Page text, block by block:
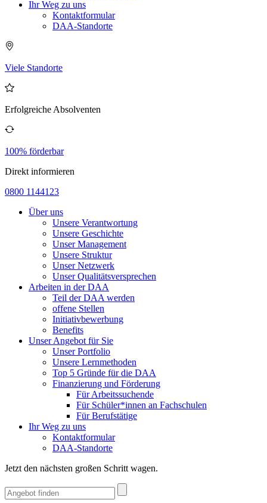
Ihr Weg zu uns
Kontaktformular
DAA-Standorte
Viele Standorte
Erfolgreiche Absolventen
100% förderbar
Direkt informieren
0800 1144123
Über uns
Unsere Verantwortung
Unsere Geschichte
Unser Management
Unsere Struktur
Unser Netzwerk
Unser Qualitätsversprechen
Arbeiten in der DAA
Teil der DAA werden
offene Stellen
Initiativbewerbung
Benefits
Unser Angebot für Sie
Unser Portfolio
Unsere Lernmethoden
Top 5 Gründe für die DAA
Finanzierung und Förderung
Für Arbeitssuchende
Für Schüler*innen an Fachschulen
Für Berufstätige
Ihr Weg zu uns
Kontaktformular
DAA-Standorte
Jetzt den nächsten großen Schritt wagen.